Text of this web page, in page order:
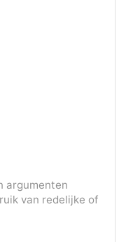
argumenten
van redelijke of